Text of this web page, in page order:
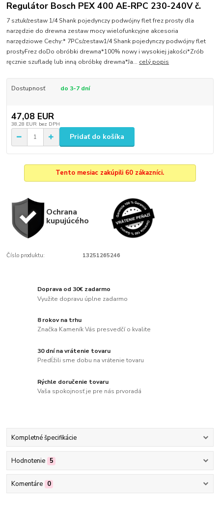
Regulátor Bosch PEX 400 AE-RPC 230-240V č.
7 sztuk/zestaw 1/4 Shank pojedynczy podwójny flet frez prosty dla
narzędzie do drewna zestaw mocy wielofunkcyjne akcesoria
narzędziowe Cechy:* 7PCs/zestaw1/4 Shank pojedynczy podwójny flet
prostyFrez doDo obróbki drewna*100% nowy i wysokiej jakości*Zrób
ręcznie szufladę lub inną obróbkę drewna*Ja... celý popis
Dostupnosť do 3-7 dní
47,08 EUR
38,28 EUR bez DPH
Pridať do košíka
Tento mesiac zakúpili 60 zákazníci.
Ochrana
kupujúcého
Číslo produktu: 13251265246
Doprava od 30€ zadarmo
Využite dopravu úplne zadarmo
8 rokov na trhu
Značka Kameník Vás presvedčí o kvalite
30 dní na vrátenie tovaru
Predĺžili sme dobu na vrátenie tovaru
Rýchle doručenie tovaru
Vaša spokojnosť je pre nás prvoradá
Kompletné špecifikácie
Hodnotenie 5
Komentáre 0